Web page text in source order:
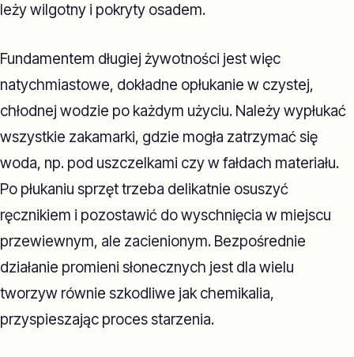
leży wilgotny i pokryty osadem.
Fundamentem długiej żywotności jest więc
natychmiastowe, dokładne opłukanie w czystej,
chłodnej wodzie po każdym użyciu. Należy wypłukać
wszystkie zakamarki, gdzie mogła zatrzymać się
woda, np. pod uszczelkami czy w fałdach materiału.
Po płukaniu sprzęt trzeba delikatnie osuszyć
ręcznikiem i pozostawić do wyschnięcia w miejscu
przewiewnym, ale zacienionym. Bezpośrednie
działanie promieni słonecznych jest dla wielu
tworzyw równie szkodliwe jak chemikalia,
przyspieszając proces starzenia.